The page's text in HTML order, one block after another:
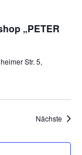
„PETER
Str. 5,
Nächste